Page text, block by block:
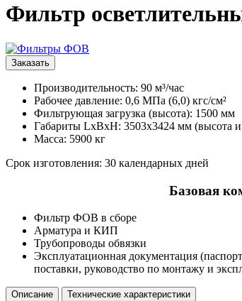
Фильтр
Заказать
Производительность: 90 м³/час
Рабочее давление: 0,6 МПа (6,0) кгс/см²
Фильтрующая загрузка (высота): 1500 мм
Габариты LxBxH: 3503x3424 мм (высота
Масса: 5900 кг
Срок изготовления: 30 календарных дней
Базовая
Фильтр ФОВ в сборе
Арматура и КИП
Трубопроводы обвязки
Эксплуатационная документация
поставки, руководство по монтажу и
Описание Технические характеристики